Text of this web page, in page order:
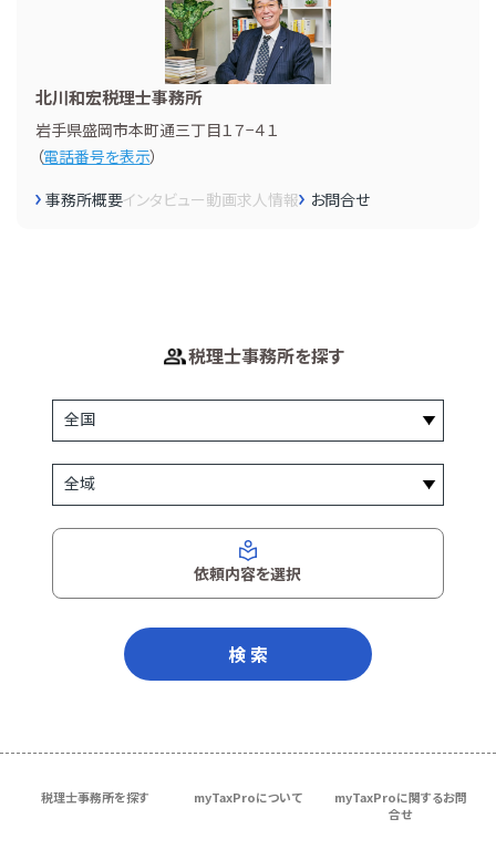
北川和宏税理士事務所
岩手県盛岡市本町通三丁目１７−４１
（電話番号を表示）
事務所概要インタビュー動画求人情報 お問合せ
税理士事務所を探す
依頼内容を選択
検 索
税理士事務所を探す myTaxProについて
myTaxProに関するお問
合せ